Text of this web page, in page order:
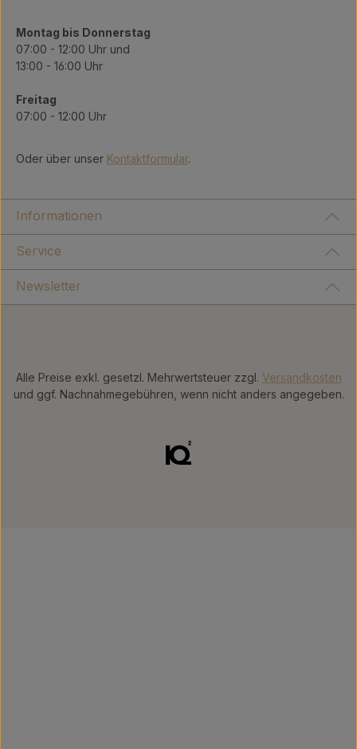
Montag bis Donnerstag
07:00 - 12:00 Uhr und
13:00 - 16:00 Uhr
Freitag
07:00 - 12:00 Uhr
Oder über unser Kontaktformular.
Informationen
Service
Newsletter
Alle Preise exkl. gesetzl. Mehrwertsteuer zzgl. Versandkosten
und ggf. Nachnahmegebühren, wenn nicht anders angegeben.